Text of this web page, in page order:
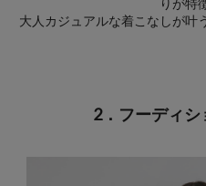
大人カジュアルな着こなしが叶
2．フーディ